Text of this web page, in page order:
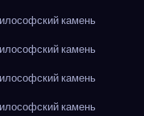
камень
камень
камень
камень